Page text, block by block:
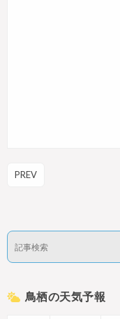
PREV
鳥栖の天気予報